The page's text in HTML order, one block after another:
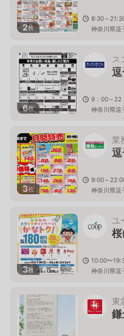
2枚
8:30～
神奈川県逗
6枚
ス
9：00～22
神奈川県逗
3枚
業
9:00～
神奈川県逗
3枚
ユ
10:00〜
神奈川県逗
東